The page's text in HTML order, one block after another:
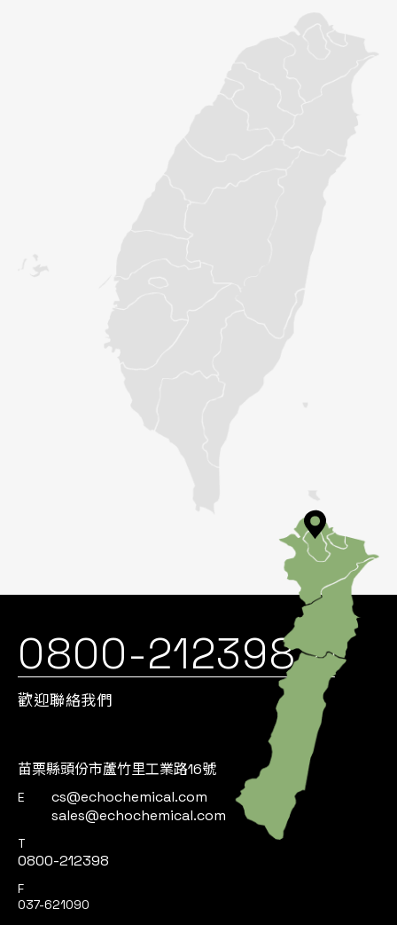
0800-212398
歡迎聯絡我們
苗栗縣頭份市蘆竹里工業路16號
E
cs@echochemical.com
sales@echochemical.com
T
0800-212398
F
037-621090